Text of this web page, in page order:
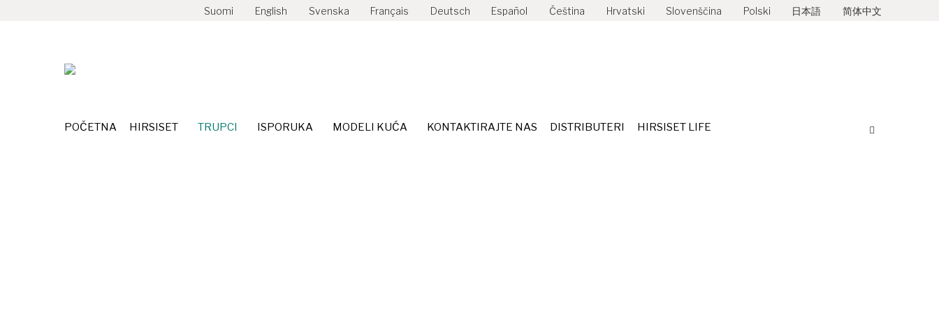
Suomi English Svenska Français Deutsch Español Čeština Hrvatski Slovenščina Polski 日本語 简体中文
POČETNA HIRSISET TRUPCI ISPORUKA MODELI KUĆA KONTAKTIRAJTE NAS DISTRIBUTERI HIRSISET LIFE Search: